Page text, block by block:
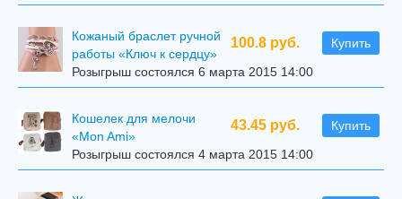
100.8 руб. Купить
Кожаный браслет ручной
работы «Ключ к сердцу»
Розыгрыш состоялся 6 марта 2015 14:00
43.45 руб. Купить
Кошелек для мелочи
«Mon Ami»
Розыгрыш состоялся 4 марта 2015 14:00